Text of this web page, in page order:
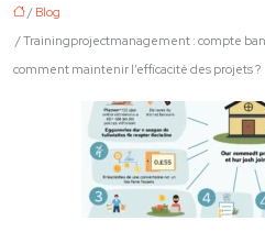
/ Blog
/ Trainingprojectmanagement : compte
comment maintenir l’efficacité des projets ?